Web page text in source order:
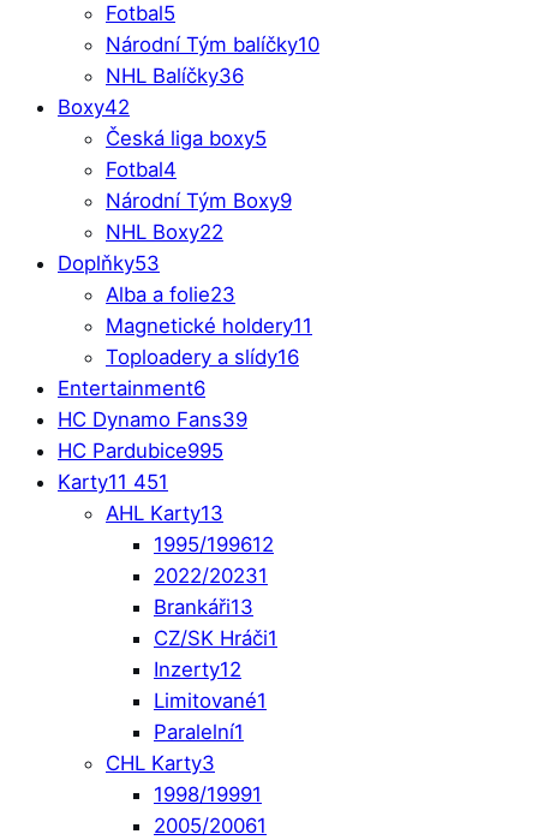
Fotbal5
Národní Tým balíčky10
NHL Balíčky36
Boxy42
Česká liga boxy5
Fotbal4
Národní Tým Boxy9
NHL Boxy22
Doplňky53
Alba a folie23
Magnetické holdery11
Toploadery a slídy16
Entertainment6
HC Dynamo Fans39
HC Pardubice995
Karty11 451
AHL Karty13
1995/199612
2022/20231
Brankáři13
CZ/SK Hráči1
Inzerty12
Limitované1
Paralelní1
CHL Karty3
1998/19991
2005/20061